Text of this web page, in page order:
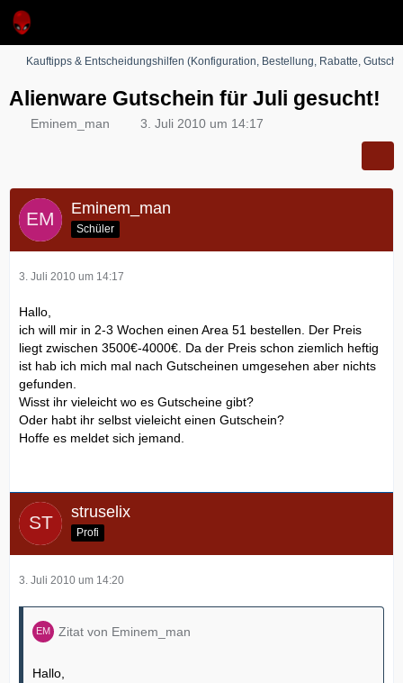
Kauftipps & Entscheidungshilfen (Konfiguration, Bestellung, Rabatte,
Alienware Gutschein für Juli gesucht!
Eminem_man 3. Juli 2010 um 14:17
Eminem_man
Schüler
3. Juli 2010 um 14:17
Hallo,
ich will mir in 2-3 Wochen einen Area 51 bestellen. Der Preis
liegt zwischen 3500€-4000€. Da der Preis schon ziemlich heftig
ist hab ich mich mal nach Gutscheinen umgesehen aber nichts
gefunden.
Wisst ihr vieleicht wo es Gutscheine gibt?
Oder habt ihr selbst vieleicht einen Gutschein?
Hoffe es meldet sich jemand.
struselix
Profi
3. Juli 2010 um 14:20
Zitat von Eminem_man
Hallo,